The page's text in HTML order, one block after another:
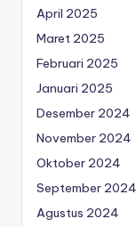
April 2025
Maret 2025
Februari 2025
Januari 2025
Desember 2024
November 2024
Oktober 2024
September 2024
Agustus 2024